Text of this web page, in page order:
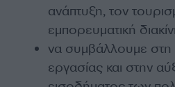
ανάπτυξη, τον
εμπορευματική
να συμβάλλουμε
εργασίας και στην